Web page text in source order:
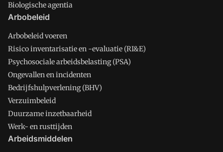
Biologische agentia
Arbobeleid
Arbobeleid voeren
Risico inventarisatie en -evaluatie (RI&E)
Psychosociale arbeidsbelasting (PSA)
Ongevallen en incidenten
Bedrijfshulpverlening (BHV)
Verzuimbeleid
Duurzame inzetbaarheid
Werk- en rusttijden
Arbeidsmiddelen